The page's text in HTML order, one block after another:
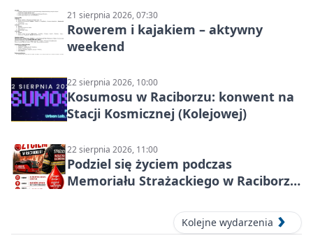
21 sierpnia 2026, 07:30
Rowerem i kajakiem – aktywny
weekend
22 sierpnia 2026, 10:00
Kosumosu w Raciborzu: konwent na
Stacji Kosmicznej (Kolejowej)
22 sierpnia 2026, 11:00
Podziel się życiem podczas
Memoriału Strażackiego w Raciborzu
Kolejne wydarzenia